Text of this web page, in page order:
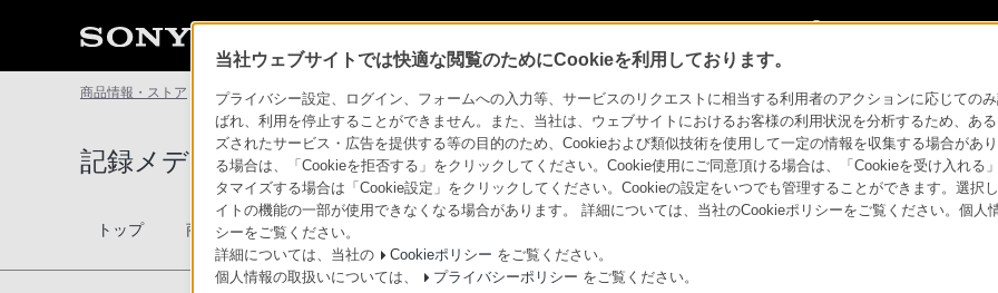
商品情報・ストア 記録メディア SDカード 対応表
記録メディア
トップ 商品一覧
ソニーストア
お買い物情報
当社ウェブサイトでは快適な閲覧のためにCookieを利用しております。
プライバシー設定、ログイン、フォームへの入力等、サービスのリクエストに相当する利用者のアクションに応じての
ばれ、利用を停止することができません。また、当社は、ウェブサイトにおけるお客様の利用状況を分析するため、あ
ズされたサービス・広告を提供する等の目的のため、Cookieおよび類似技術を使用して一定の情報を収集する場合があ
る場合は、「Cookieを拒否する」をクリックしてください。Cookie使用にご同意頂ける場合は、「Cookieを受け入れる
タマイズする場合は「Cookie設定」をクリックしてください。Cookieの設定をいつでも管理することができます。選択
イトの機能の一部が使用できなくなる場合があります。 詳細については、当社のCookieポリシーをご覧ください。個人
シーをご覧ください。
詳細については、当社の
Cookieポリシー をご覧ください。
個人情報の取扱いについては、
プライバシーポリシー をご覧ください。